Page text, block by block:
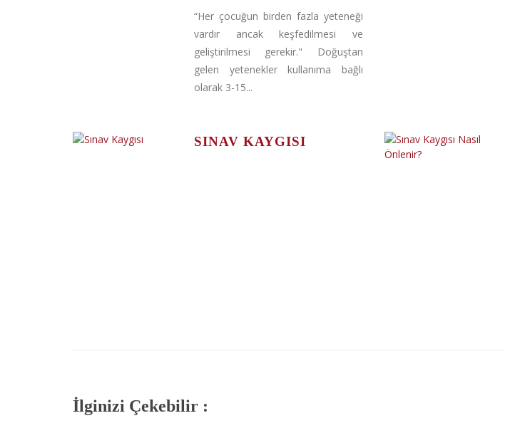
“Her çocuğun birden fazla yeteneği
vardır ancak keşfedilmesi ve
geliştirilmesi gerekir." Doğuştan
gelen yetenekler kullanıma bağlı
olarak 3-15...
SINAV KAYGISI
İlginizi Çekebilir :